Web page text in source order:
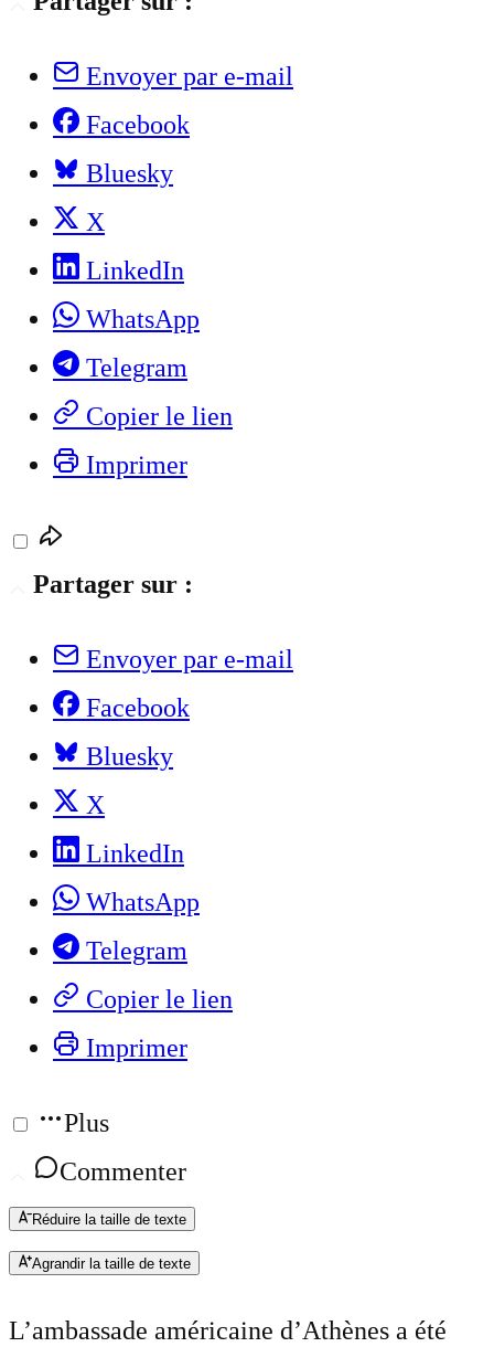
Envoyer par e-mail
Facebook
Bluesky
X
LinkedIn
WhatsApp
Telegram
Copier le lien
Imprimer
Partager sur :
Envoyer par e-mail
Facebook
Bluesky
X
LinkedIn
WhatsApp
Telegram
Copier le lien
Imprimer
Plus
Commenter
Réduire la taille de texte
Agrandir la taille de texte
L’ambassade américaine d’Athènes a été